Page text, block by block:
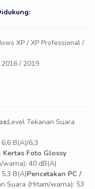
XP / XP Professional /
/ 2019
Level Tekanan Suara
B(A)/6,3
Kertas Foto Glossy
warna): 40 dB(A)
B(A)Pencetakan PC /
Suara (Hitam/warna): 53